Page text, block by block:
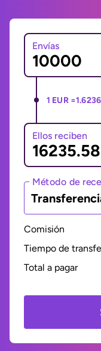
Envías
1 EUR =
Ellos reciben
Método de
Comisión
Tiempo de
Total a pagar